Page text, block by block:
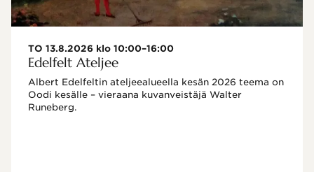
TO 13.8.2026 klo 10:00–16:00
Edelfelt Ateljee
Albert Edelfeltin ateljeealueella kesän 2026 teema on
Oodi kesälle – vieraana kuvanveistäjä Walter